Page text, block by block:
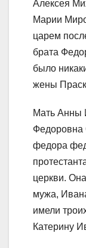
Алексея
Марии
царем
брата
было
жены
Мать Анны
Федоровна
федора
церкви.
мужа,
имели
Катерину